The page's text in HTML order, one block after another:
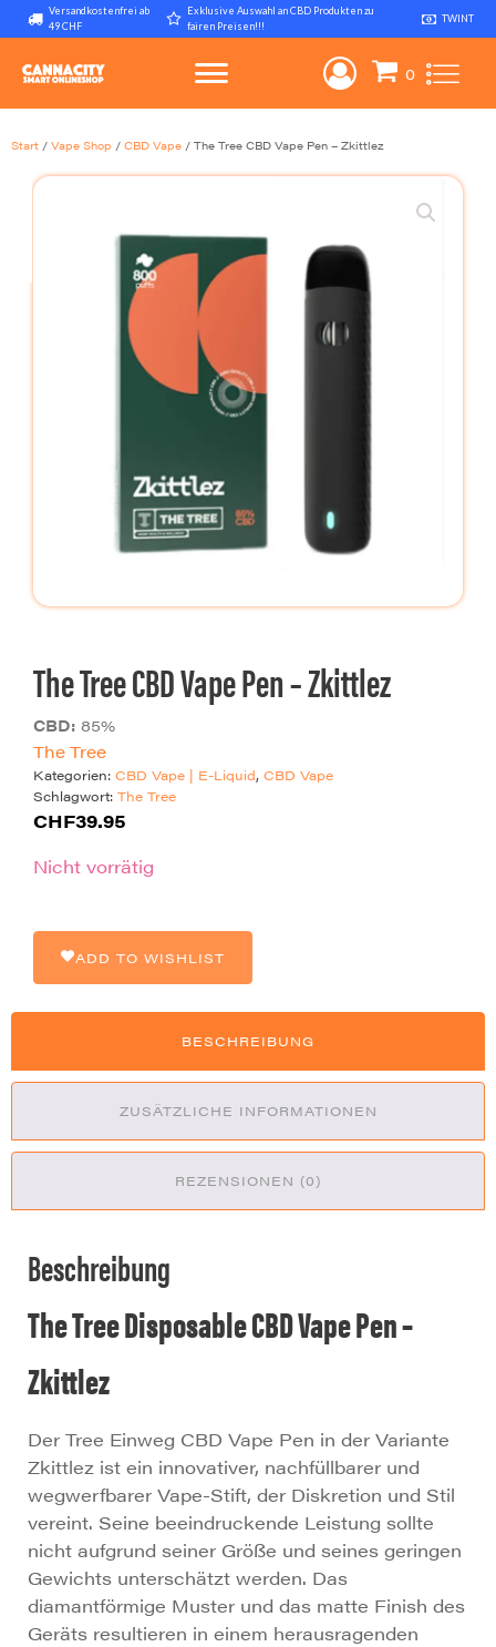
Versandkostenfrei ab
49 CHF
Exklusive Auswahl an CBD Produkten zu
fairen Preisen!!!
TWINT
Start / Vape Shop / CBD Vape / The Tree CBD Vape Pen – Zkittlez
The Tree CBD Vape Pen – Zkittlez
85
The Tree
Kategorien: CBD Vape | E-Liquid, CBD Vape
Schlagwort: The Tree
CHF39.95
Nicht vorrätig
ADD TO WISHLIST
BESCHREIBUNG
ZUSÄTZLICHE INFORMATIONEN
REZENSIONEN (0)
Beschreibung
The Tree Disposable CBD Vape Pen –
Zkittlez
Der Tree Einweg CBD Vape Pen in der Variante
Zkittlez ist ein innovativer, nachfüllbarer und
wegwerfbarer Vape-Stift, der Diskretion und Stil
vereint. Seine beeindruckende Leistung sollte
nicht aufgrund seiner Größe und seines geringen
Gewichts unterschätzt werden. Das
diamantförmige Muster und das matte Finish des
Geräts resultieren in einem herausragenden